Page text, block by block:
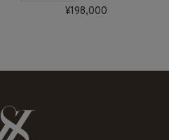
198,000